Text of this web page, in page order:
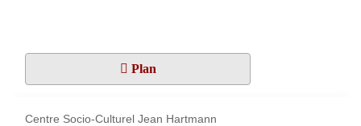
Plan
Centre Socio-Culturel Jean Hartmann